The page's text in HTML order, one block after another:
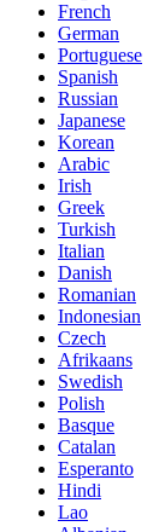
French
German
Portuguese
Spanish
Russian
Japanese
Korean
Arabic
Irish
Greek
Turkish
Italian
Danish
Romanian
Indonesian
Czech
Afrikaans
Swedish
Polish
Basque
Catalan
Esperanto
Hindi
Lao